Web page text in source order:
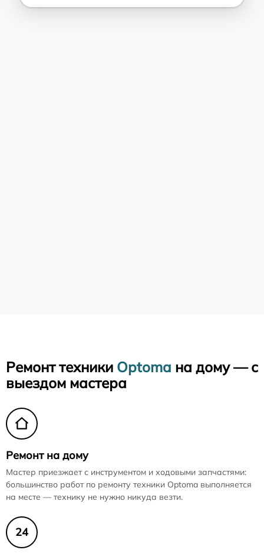
Ремонт техники Optoma на дому — с
выездом мастера
Ремонт на дому
Мастер приезжает с инструментом и ходовыми запчастями:
большинство работ по ремонту техники Optoma выполняется
на месте — технику не нужно никуда везти.
24